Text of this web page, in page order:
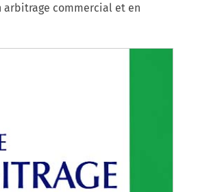
arbitrage commercial et en